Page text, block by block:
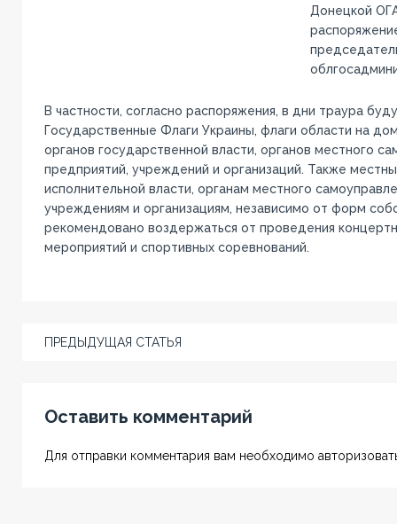
Донецкой
В частности, согласно распоряжения, в дни траура
Государственные Флаги Украины, флаги области на
органов государственной власти, органов местного
предприятий, учреждений и организаций. Также
исполнительной власти, органам местного
учреждениям и организациям, независимо от форм
рекомендовано воздержаться от проведения
мероприятий и спортивных соревнований.
ПРЕДЫДУЩАЯ СТАТЬЯ
Оставить комментарий
Для отправки комментария вам необходимо